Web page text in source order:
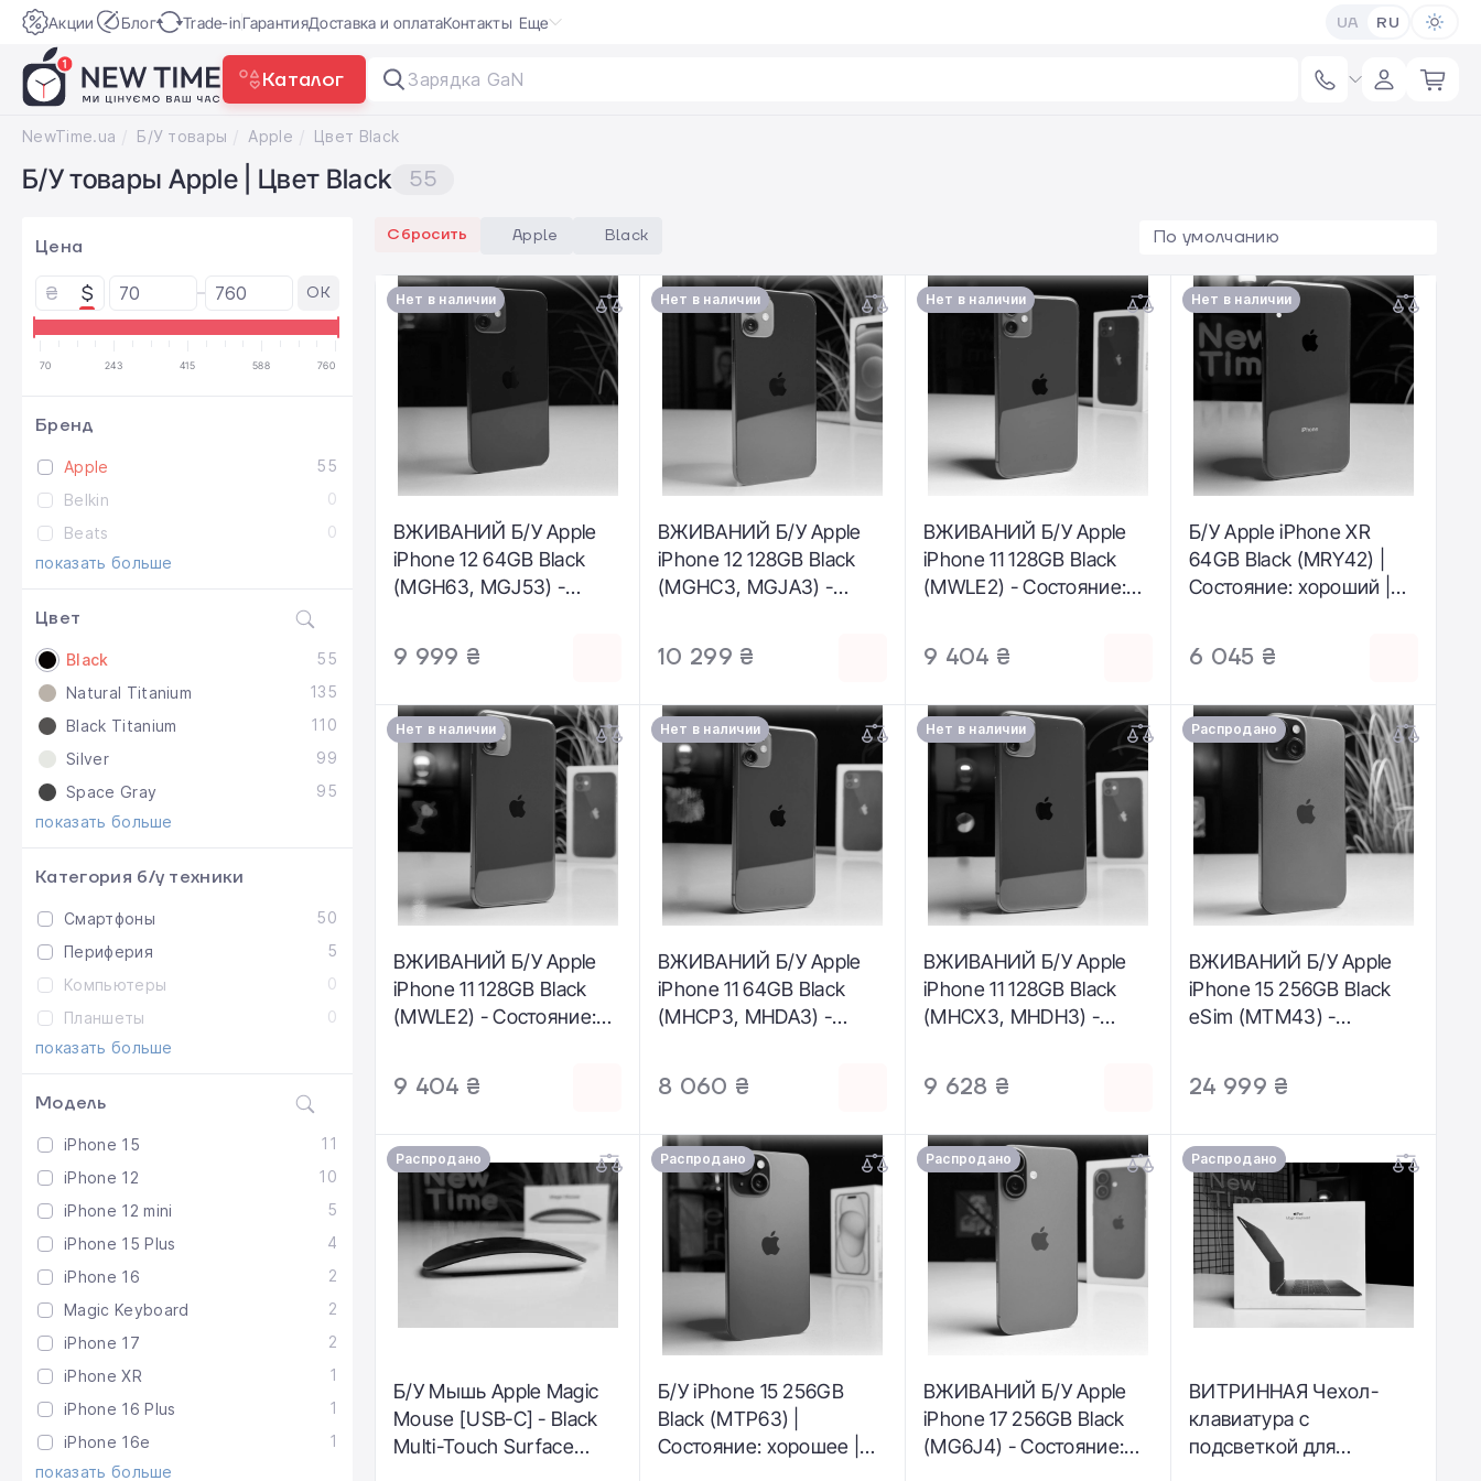
Акции Блог Trade-inГарантияДоставка и оплатаКонтакты Еще UA RU
Каталог З|
NewTime.ua Б/У товары Apple Цвет Black
Б/У товары Apple | Цвет Black 55
Цена
₴ $ OK
70 243 415 588 760
Бренд
Apple
55
Belkin
0
Beats
0
показать больше
Цвет
Black
55
Natural Titanium
135
Black Titanium
110
Silver
99
Space Gray
95
показать больше
Категория б/у техники
Смартфоны
50
Периферия
5
Компьютеры
0
Планшеты
0
показать больше
Модель
iPhone 15
11
iPhone 12
10
iPhone 12 mini
5
iPhone 15 Plus
4
iPhone 16
2
Magic Keyboard
2
iPhone 17
2
iPhone XR
1
iPhone 16 Plus
1
iPhone 16e
1
показать больше
Сбросить Apple Black По умолчанию
Нет в наличии
ВЖИВАНИЙ Б/У Apple
iPhone 12 64GB Black
(MGH63, MGJ53) -
Комплектация: iPhone,
мес.
9 999 ₴
Нет в наличии
ВЖИВАНИЙ Б/У Apple
iPhone 12 128GB Black
(MGHC3, MGJA3) -
Комплектация: полный |
10 299 ₴
Нет в наличии
ВЖИВАНИЙ Б/У Apple
iPhone 11 128GB Black
(MWLE2) - Состояние:
Комплектация: полный |
9 404 ₴
Нет в наличии
Б/У Apple iPhone XR
64GB Black (MRY42) |
Состояние: хороший |
замене) | Гарантия: 1
iPhone, кабель
6 045 ₴
Нет в наличии
ВЖИВАНИЙ Б/У Apple
iPhone 11 128GB Black
(MWLE2) - Состояние:
Комплектация: полный |
9 404 ₴
Нет в наличии
ВЖИВАНИЙ Б/У Apple
iPhone 11 64GB Black
(MHCP3, MHDA3) -
Комплектация: полный |
8 060 ₴
Нет в наличии
ВЖИВАНИЙ Б/У Apple
iPhone 11 128GB Black
(MHCX3, MHDH3) -
Комплектация: полный |
9 628 ₴
Распродано
ВЖИВАНИЙ Б/У Apple
iPhone 15 256GB Black
eSim (MTM43) -
Комплектация: полный |
24 999 ₴
Распродано
Б/У Мышь Apple Magic
Mouse [USB‑C] - Black
Multi-Touch Surface
Распродано
Б/У iPhone 15 256GB
Black (MTP63) |
Состояние: хорошее |
Распродано
ВЖИВАНИЙ Б/У Apple
iPhone 17 256GB Black
(MG6J4) - Состояние:
Распродано
ВИТРИННАЯ Чехол-
клавиатура с
подсветкой для